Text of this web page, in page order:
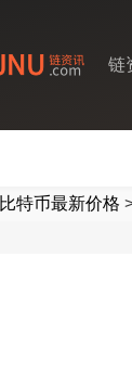
链
比特币最新价格